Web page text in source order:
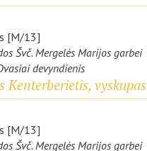
[M/13]
Švč. Mergelės Marijos garbei
devyndienis
Kenterberietis, vyskupas
[M/13]
Švč. Mergelės Marijos garbei